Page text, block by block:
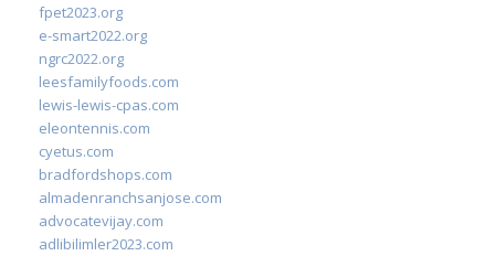
fpet2023.org
e-smart2022.org
ngrc2022.org
leesfamilyfoods.com
lewis-lewis-cpas.com
eleontennis.com
cyetus.com
bradfordshops.com
almadenranchsanjose.com
advocatevijay.com
adlibilimler2023.com